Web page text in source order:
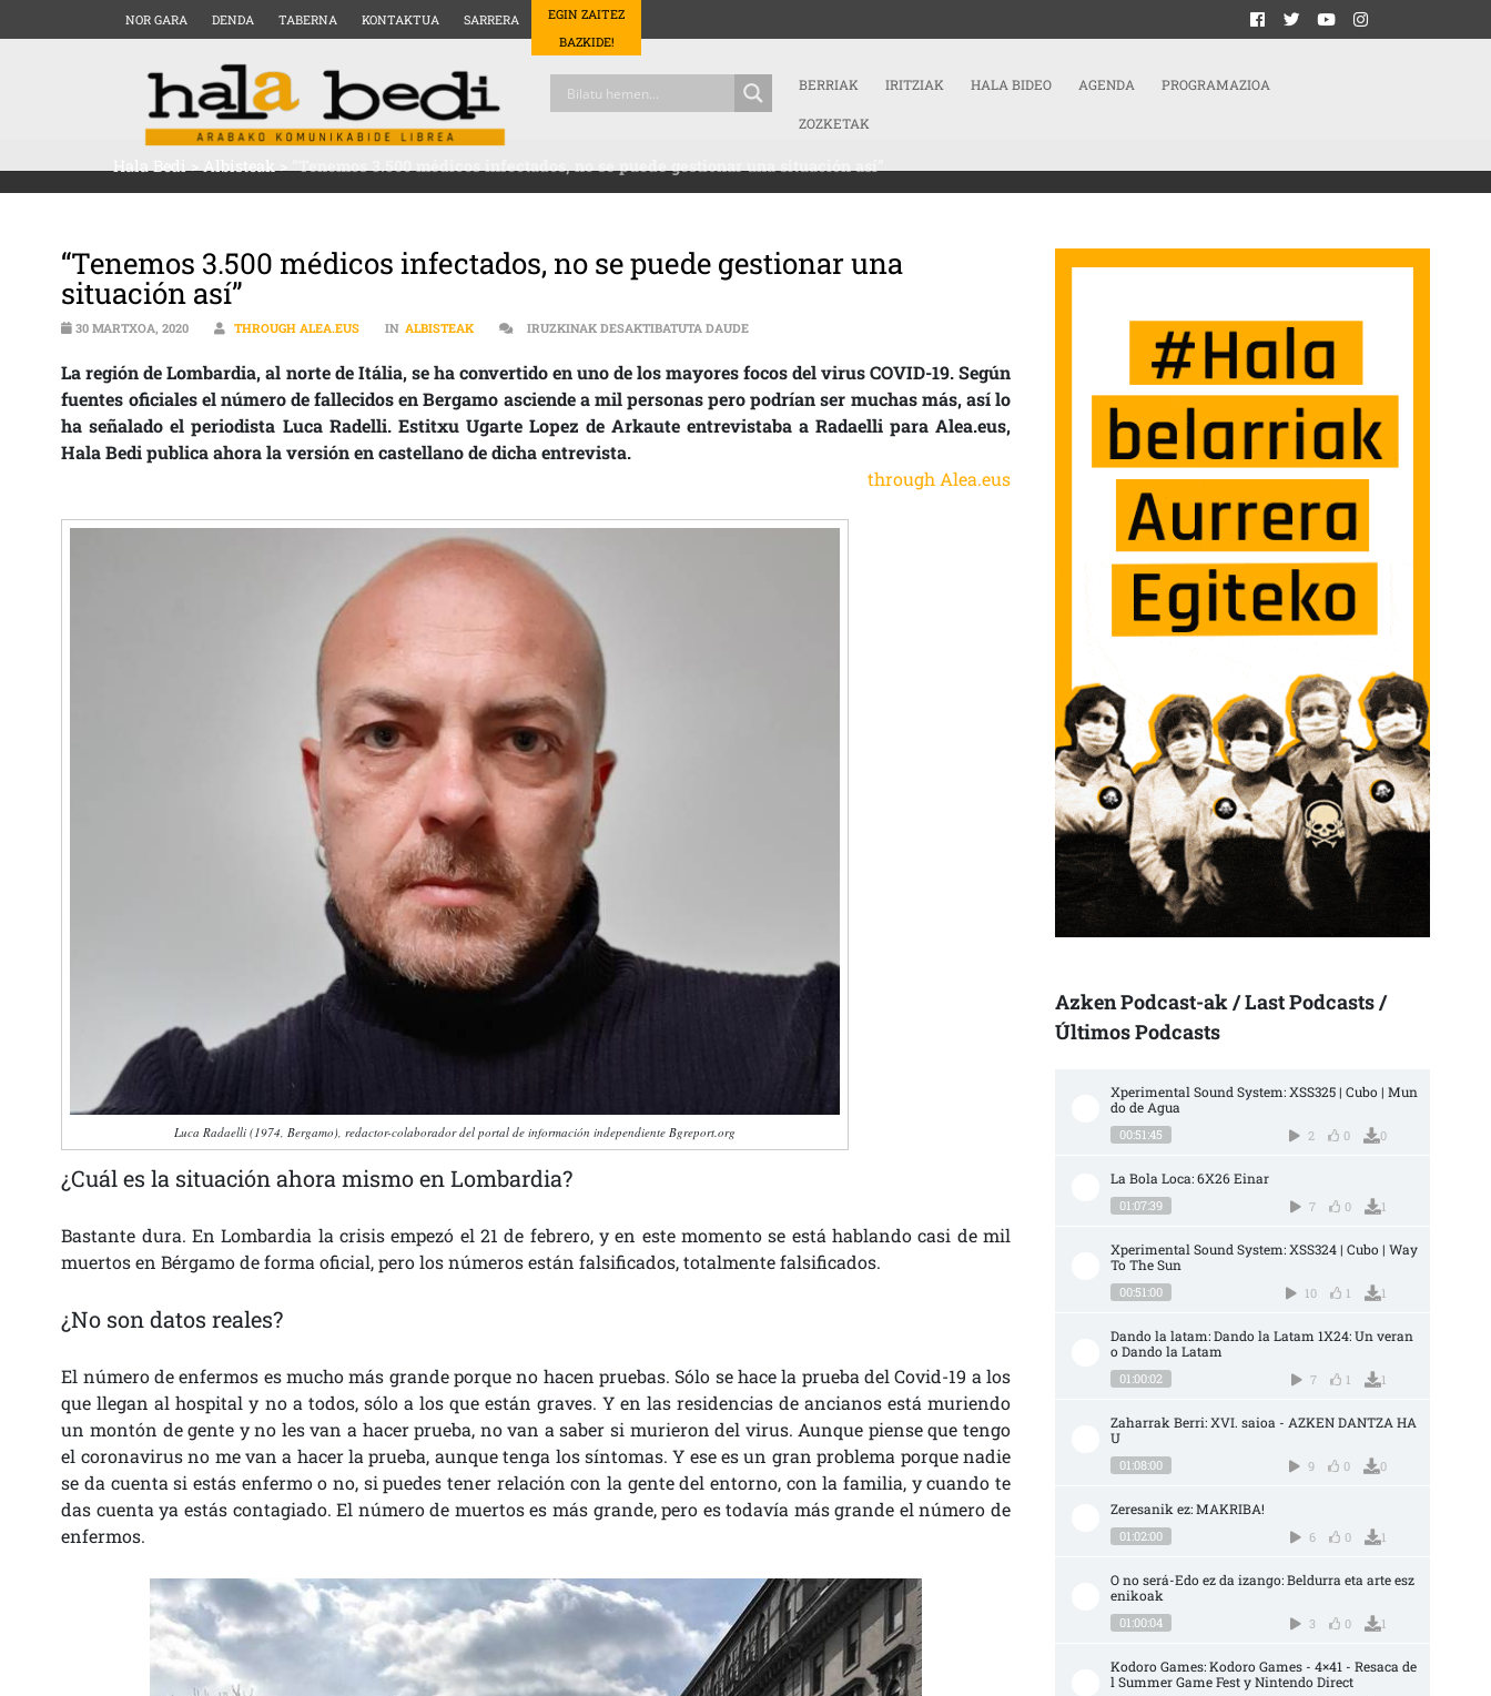
NOR GARA DENDA TABERNA KONTAKTUA SARRERA
EGIN ZAITEZ
BAZKIDE!
BERRIAK IRITZIAK HALA BIDEO AGENDA PROGRAMAZIOA
ZOZKETAK
Hala Bedi>Albisteak>“Tenemos 3.500 médicos infectados, no se puede gestionar una situación así”
“Tenemos 3.500 médicos infectados, no se puede gestionar una
situación así”
30 MARTXOA, 2020 THROUGH ALEA.EUS IN ALBISTEAK IRUZKINAK DESAKTIBATUTA DAUDE“TENEMOS 3.500 MÉDICOS INFECTADOS, NO SE PUEDE GESTIONAR UNA SITUACIÓN ASÍ” SARRERAN
La región de Lombardia, al norte de Itália, se ha convertido en uno de los mayores focos del virus COVID-19. Según
fuentes oficiales el número de fallecidos en Bergamo asciende a mil personas pero podrían ser muchas más, así lo
ha señalado el periodista Luca Radelli. Estitxu Ugarte Lopez de Arkaute entrevistaba a Radaelli para Alea.eus,
Hala Bedi publica ahora la versión en castellano de dicha entrevista.
through Alea.eus
Luca Radaelli (1974, Bergamo), redactor-colaborador del portal de información independiente Bgreport.org
¿Cuál es la situación ahora mismo en Lombardia?
Bastante dura. En Lombardia la crisis empezó el 21 de febrero, y en este momento se está hablando casi de mil
muertos en Bérgamo de forma oficial, pero los números están falsificados, totalmente falsificados.
¿No son datos reales?
El número de enfermos es mucho más grande porque no hacen pruebas. Sólo se hace la prueba del Covid-19 a los
que llegan al hospital y no a todos, sólo a los que están graves. Y en las residencias de ancianos está muriendo
un montón de gente y no les van a hacer prueba, no van a saber si murieron del virus. Aunque piense que tengo
el coronavirus no me van a hacer la prueba, aunque tenga los síntomas. Y ese es un gran problema porque nadie
se da cuenta si estás enfermo o no, si puedes tener relación con la gente del entorno, con la familia, y cuando te
das cuenta ya estás contagiado. El número de muertos es más grande, pero es todavía más grande el número de
enfermos.
Azken Podcast-ak / Last Podcasts /
Últimos Podcasts
Xperimental Sound System: XSS325 | Cubo | Mun
do de Agua
00:51:45 2 0 0
La Bola Loca: 6X26 Einar
01:07:39 7 0 1
Xperimental Sound System: XSS324 | Cubo | Way
To The Sun
00:51:00 10 1 1
Dando la latam: Dando la Latam 1X24: Un veran
o Dando la Latam
01:00:02 7 1 1
Zaharrak Berri: XVI. saioa - AZKEN DANTZA HA
U
01:08:00 9 0 0
Zeresanik ez: MAKRIBA!
01:02:00 6 0 1
O no será-Edo ez da izango: Beldurra eta arte esz
enikoak
01:00:04 3 0 1
Kodoro Games: Kodoro Games - 4×41 - Resaca de
l Summer Game Fest y Nintendo Direct